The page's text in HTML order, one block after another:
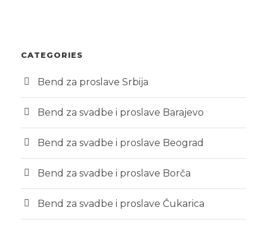
CATEGORIES
Bend za proslave Srbija
Bend za svadbe i proslave Barajevo
Bend za svadbe i proslave Beograd
Bend za svadbe i proslave Borča
Bend za svadbe i proslave Čukarica